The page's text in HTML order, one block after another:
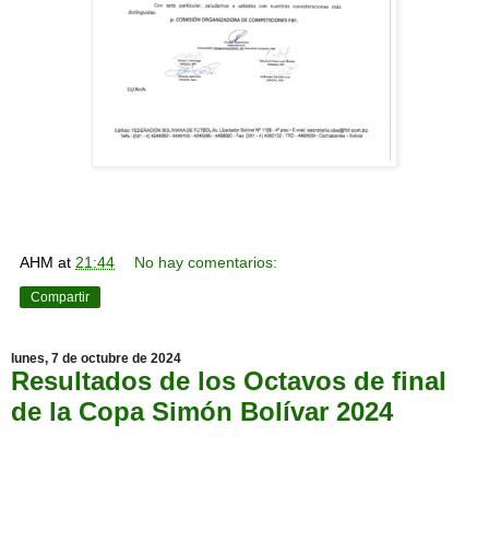
AHM at 21:44 No hay comentarios:
Compartir
lunes, 7 de octubre de 2024
Resultados de los Octavos de final
de la Copa Simón Bolívar 2024